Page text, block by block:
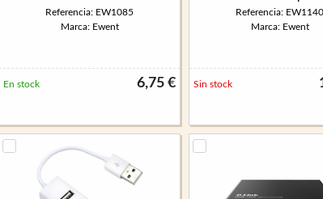
Referencia: EW1085
Marca: Ewent
6,75 €
En stock
Referencia: EW1140
Marca: Ewent
Sin stock